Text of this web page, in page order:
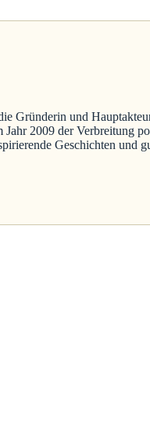
Gründerin und
Jahr 2009 der Verbreitung
Geschichten und